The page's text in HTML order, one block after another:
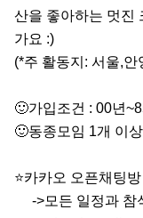
산을 좋아하는 멋진
가요 :)
(*주 활동지: 서울,
🙂가입조건 : 00년
🙂동종모임 1개 이
⭐️카카오 오픈채팅